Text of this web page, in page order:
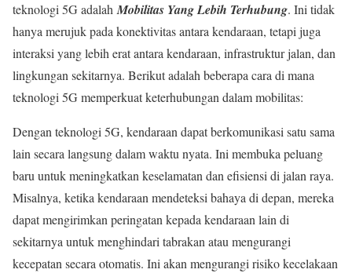
teknologi 5G adalahMobilitas Yang Lebih Terhubung. Ini tidak
hanya merujuk pada konektivitas antara kendaraan, tetapi juga
interaksi yang lebih erat antara kendaraan, infrastruktur jalan, dan
lingkungan sekitarnya. Berikut adalah beberapa cara di mana
teknologi 5G memperkuat keterhubungan dalam mobilitas:
Dengan teknologi 5G, kendaraan dapat berkomunikasi satu sama
lain secara langsung dalam waktu nyata. Ini membuka peluang
baru untuk meningkatkan keselamatan dan efisiensi di jalan raya.
Misalnya, ketika kendaraan mendeteksi bahaya di depan, mereka
dapat mengirimkan peringatan kepada kendaraan lain di
sekitarnya untuk menghindari tabrakan atau mengurangi
kecepatan secara otomatis. Ini akan mengurangi risiko kecelakaan